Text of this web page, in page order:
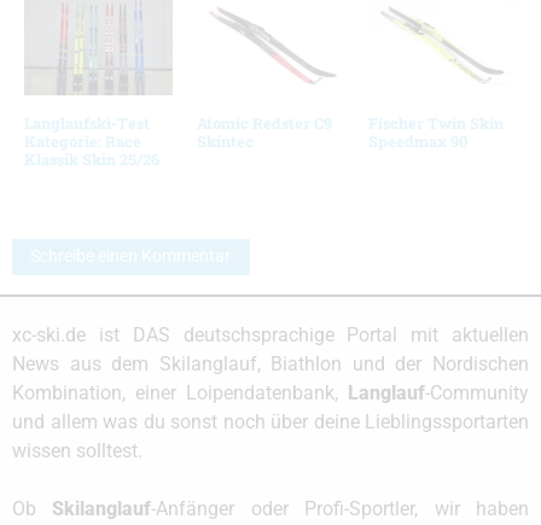
Langlaufski-Test
Kategorie: Race
Klassik Skin 25/26
Atomic Redster C9
Skintec
Fischer Twin Skin
Speedmax 90
Schreibe einen Kommentar
xc-ski.de ist DAS deutschsprachige Portal mit aktuellen
News aus dem Skilanglauf, Biathlon und der Nordischen
Kombination, einer Loipendatenbank,
Langlauf-Community
und allem was du sonst noch über deine Lieblingssportarten
wissen solltest.
Ob Skilanglauf-Anfänger oder Profi-Sportler, wir haben